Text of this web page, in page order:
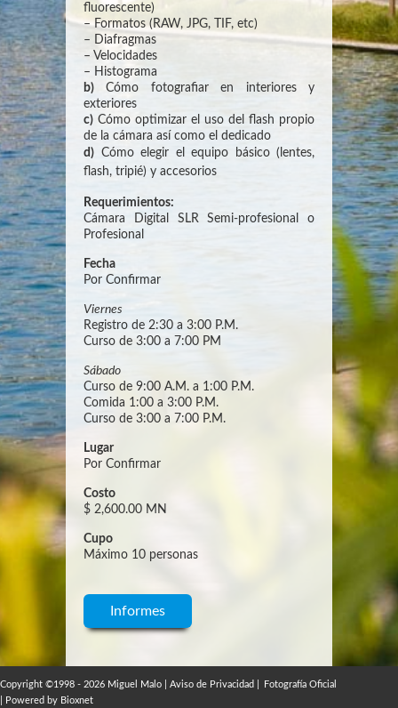
fluorescente)
– Formatos (RAW, JPG, TIF, etc)
– Diafragmas
– Velocidades
– Histograma
b) Cómo fotografiar en interiores y
exteriores
c) Cómo optimizar el uso del flash propio
de la cámara así como el dedicado
d) Cómo elegir el equipo básico (lentes,
flash, tripié) y accesorios
Requerimientos:
Cámara Digital SLR Semi-profesional o
Profesional
Fecha
Por Confirmar
Viernes
Registro de 2:30 a 3:00 P.M.
Curso de 3:00 a 7:00 PM
Sábado
Curso de 9:00 A.M. a 1:00 P.M.
Comida 1:00 a 3:00 P.M.
Curso de 3:00 a 7:00 P.M.
Lugar
Por Confirmar
Costo
$ 2,600.00 MN
Cupo
Máximo 10 personas
Informes
Copyright ©1998 - 2026 Miguel Malo | Aviso de Privacidad
Fotografía Oficial
| Powered by Bioxnet